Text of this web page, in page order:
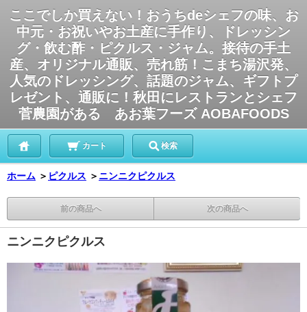
ここでしか買えない！おうちdeシェフの味、お
中元・お祝いやお土産に手作り、ドレッシン
グ・飲む酢・ピクルス・ジャム。接待の手土
産、オリジナル通販、売れ筋！こまち湯沢発、
人気のドレッシング、話題のジャム、ギフトプ
レゼント、通販に！秋田にレストランとシェフ
菅農園がある あお葉フーズ AOBAFOODS
カート 検索
ホーム ＞ ピクルス ＞ ニンニクピクルス
前の商品へ 次の商品へ
ニンニクピクルス